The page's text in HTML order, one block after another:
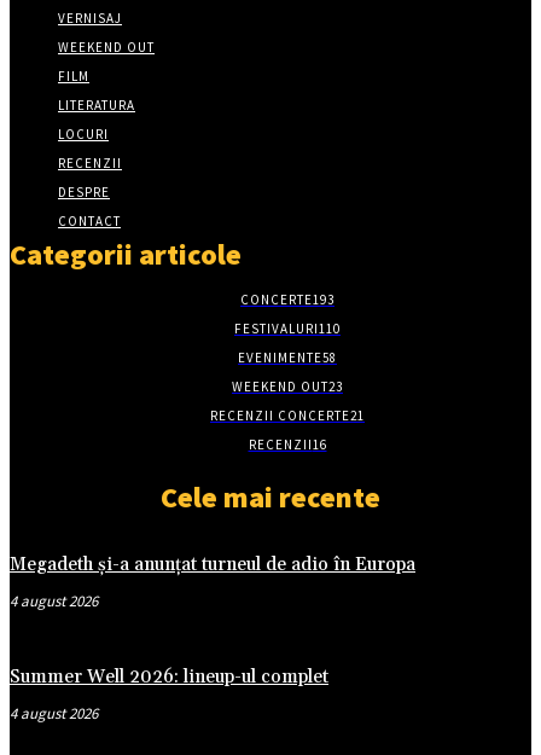
VERNISAJ
WEEKEND OUT
FILM
LITERATURA
LOCURI
RECENZII
DESPRE
CONTACT
Categorii articole
CONCERTE193
FESTIVALURI110
EVENIMENTE58
WEEKEND OUT23
RECENZII CONCERTE21
RECENZII16
Cele mai recente
Megadeth și-a anunțat turneul de adio în Europa
4 august 2026
Summer Well 2026: lineup-ul complet
4 august 2026